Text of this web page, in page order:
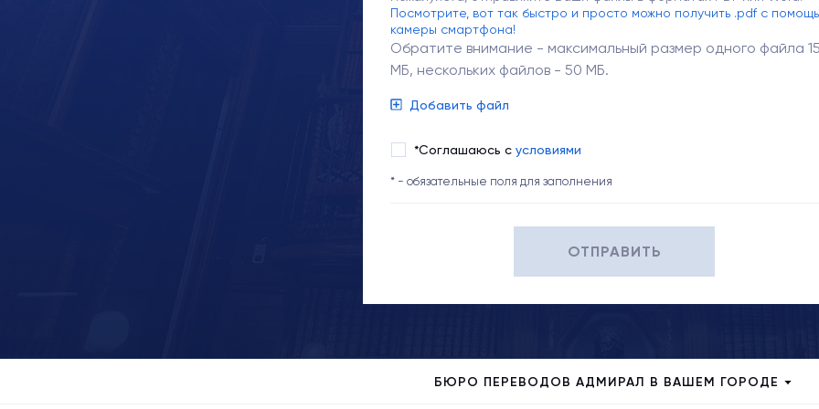
Посмотрите, вот так быстро и просто можно получить .pdf с
камеры смартфона!
Обратите внимание - максимальный размер одного файла
МБ, нескольких файлов - 50 МБ.
Добавить файл
*Соглашаюсь с условиями
* - обязательные поля для заполнения
ОТПРАВИТЬ
БЮРО ПЕРЕВОДОВ АДМИРАЛ В ВАШЕМ ГОРОДЕ